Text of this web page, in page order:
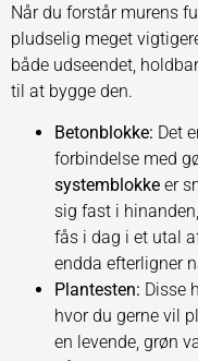
Når du forstår murens
pludselig meget
både udseendet,
til at bygge den.
Betonblokke: Det
forbindelse med
systemblokke er
sig fast i
fås i dag i et utal
endda efterligner
Plantesten: Disse
hvor du gerne vil
en levende, grøn